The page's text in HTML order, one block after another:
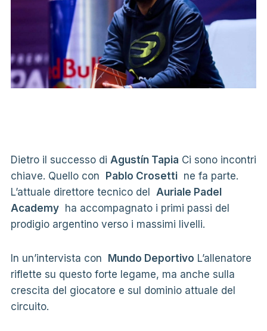
Dietro il successo di Agustín Tapia Ci sono incontri
chiave. Quello con Pablo Crosettine fa parte.
L’attuale direttore tecnico del Auriale Padel
Academyha accompagnato i primi passi del
prodigio argentino verso i massimi livelli.
In un’intervista con Mundo Deportivo L’allenatore
riflette su questo forte legame, ma anche sulla
crescita del giocatore e sul dominio attuale del
circuito.